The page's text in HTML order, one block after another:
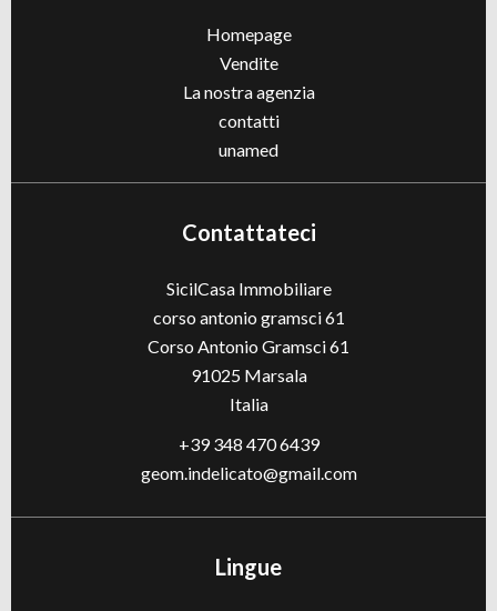
Homepage
Vendite
La nostra agenzia
contatti
unamed
Contattateci
SicilCasa Immobiliare
corso antonio gramsci 61
Corso Antonio Gramsci 61
91025Marsala
Italia
+39 348 470 6439
geom.indelicato@gmail.com
Lingue